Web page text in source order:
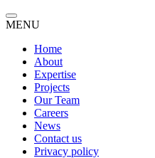
MENU
Home
About
Expertise
Projects
Our Team
Careers
News
Contact us
Privacy policy